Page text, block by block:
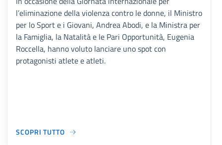
l’eliminazione della violenza contro le donne, il Ministro
per lo Sport e i Giovani, Andrea Abodi, e la Ministra per
la Famiglia, la Natalità e le Pari Opportunità, Eugenia
Roccella, hanno voluto lanciare uno spot con
protagonisti atlete e atleti.
SCOPRI TUTTO